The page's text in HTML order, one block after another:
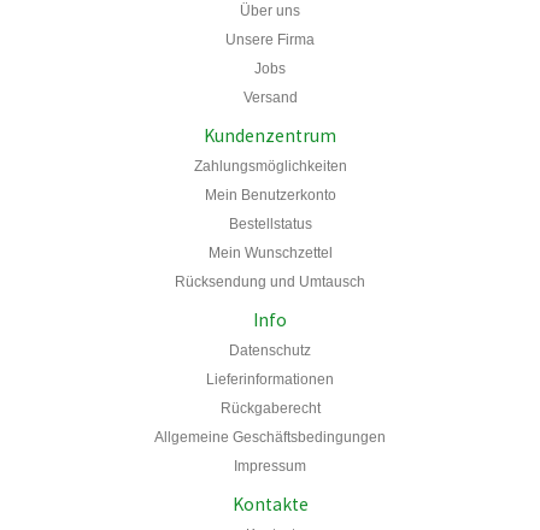
Über uns
Unsere Firma
Jobs
Versand
Kundenzentrum
Zahlungsmöglichkeiten
Mein Benutzerkonto
Bestellstatus
Mein Wunschzettel
Rücksendung und Umtausch
Info
Datenschutz
Lieferinformationen
Rückgaberecht
Allgemeine Geschäftsbedingungen
Impressum
Kontakte